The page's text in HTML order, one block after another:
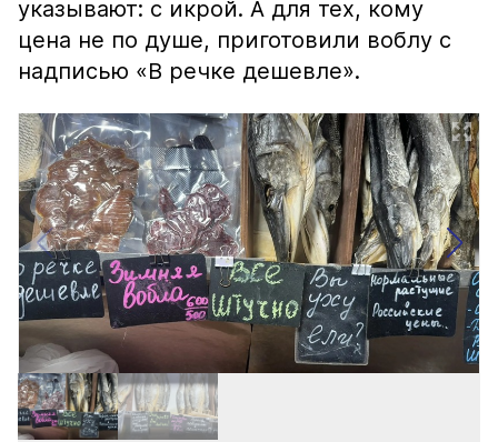
указывают: с икрой. А для тех, кому
цена не по душе, приготовили воблу с
надписью «В речке дешевле».